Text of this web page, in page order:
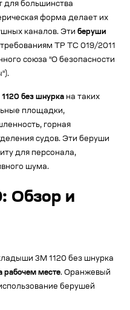
для большинства
форма делает их
каналов. Эти беруши
требованиям ТР ТС 019/2011
союза "О безопасности
1120 без шнурка на таких
площадки,
горная
судов. Эти беруши
для персонала,
шума.
Обзор и
3М 1120 без шнурка
рабочем месте. Оранжевый
берушей